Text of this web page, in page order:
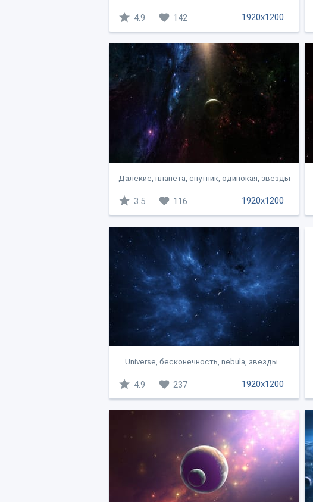
1920x1200
4.9 142
Далекие, планета, спутник, одинокая, звезды
1920x1200
3.5 116
Universe, бесконечность, nebula, звезды...
1920x1200
4.9 237